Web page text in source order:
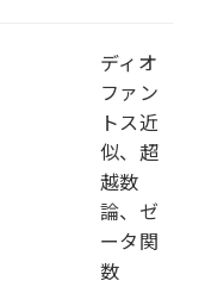
ディオ
ファン
トス近
似、超
越数
論、ゼ
ータ関
数